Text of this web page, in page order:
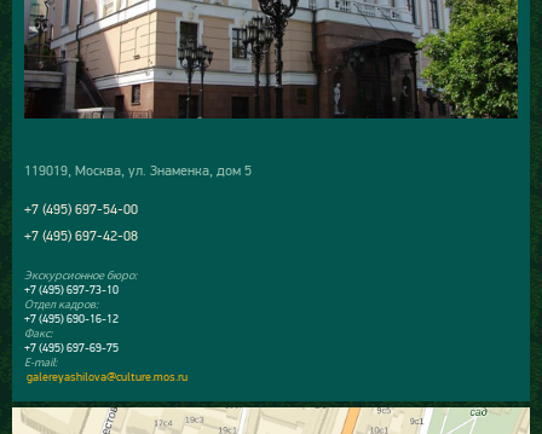
119019, Москва, ул. Знаменка, дом 5
+7 (495) 697-54-00
+7 (495) 697-42-08
Экскурсионное бюро:
+7 (495) 697-73-10
Отдел кадров:
+7 (495) 690-16-12
Факс:
+7 (495) 697-69-75
E-mail:
galereyashilova@culture.mos.ru